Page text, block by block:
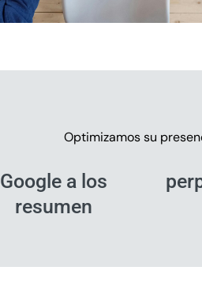
Optimizamos su
Google a los
resumen